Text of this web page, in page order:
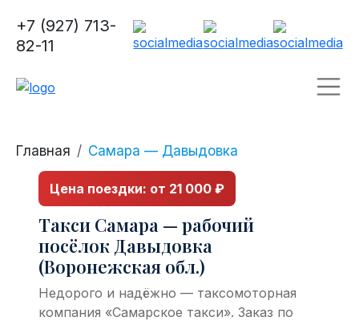
+7 (927) 713-
82-11
Главная Самара — Давыдовка
Цена поездки: от 21 000 ₽
Такси Самара — рабочий
посёлок Давыдовка
(Воронежская обл.)
Недорого и надёжно — таксомоторная
компания «Самарское такси». Заказ по